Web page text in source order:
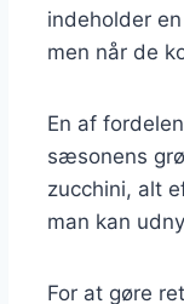
indeholder
men når de
En af
sæsonens
zucchini, alt
man kan
For at gøre